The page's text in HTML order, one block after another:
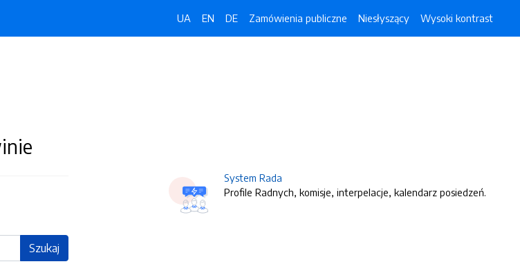
UA EN DE Zamówienia publiczne Niesłyszący Wysoki kontrast
Szukaj
System Rada
Profile Radnych, komisje, interpelacje, kalendarz posiedzeń.